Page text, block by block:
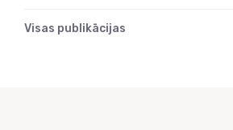
Visas publikācijas